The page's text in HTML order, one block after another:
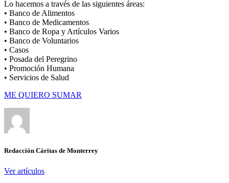
Lo hacemos a través de las siguientes áreas:
• Banco de Alimentos
• Banco de Medicamentos
• Banco de Ropa y Artículos Varios
• Banco de Voluntarios
• Casos
• Posada del Peregrino
• Promoción Humana
• Servicios de Salud
ME QUIERO SUMAR
Redacción Cáritas de Monterrey
Ver artículos